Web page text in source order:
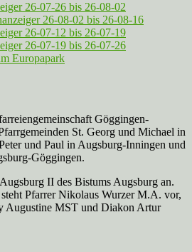
26-07-26 bis 26-08-02
26-08-02 bis 26-08-16
26-07-12 bis 26-07-19
26-07-19 bis 26-07-26
Europapark
Göggingen-
St. Georg und Michael in
und Paul in Augsburg-Inningen und
Göggingen.
II des Bistums Augsburg an.
Pfarrer Nikolaus Wurzer M.A. vor,
Augustine MST und Diakon Artur